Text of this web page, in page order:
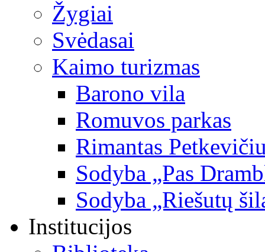
Žygiai
Svėdasai
Kaimo turizmas
Barono vila
Romuvos parkas
Rimantas
Sodyba „Pas
Sodyba „Riešutų
Institucijos